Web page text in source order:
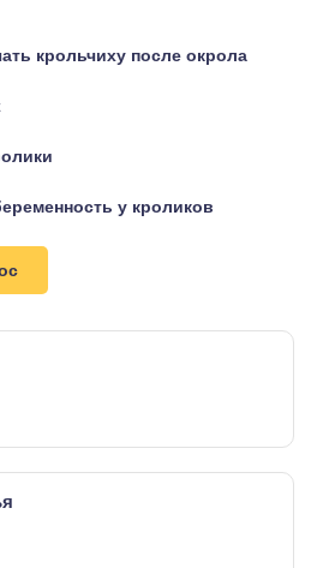
крольчиху после окрола
у кроликов